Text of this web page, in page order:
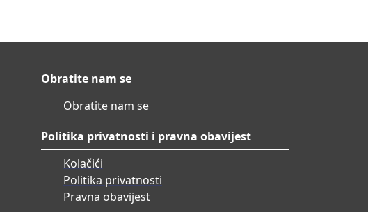
Obratite nam se
Obratite nam se
Politika privatnosti i pravna obavijest
Kolačići
Politika privatnosti
Pravna obavijest